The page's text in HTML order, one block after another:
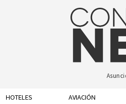
HOTELES AVIACIÓN